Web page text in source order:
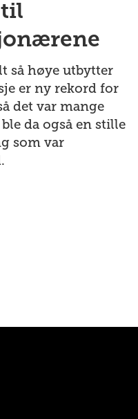
til
så høye utbytter
er ny rekord for
det var mange
da også en stille
som var